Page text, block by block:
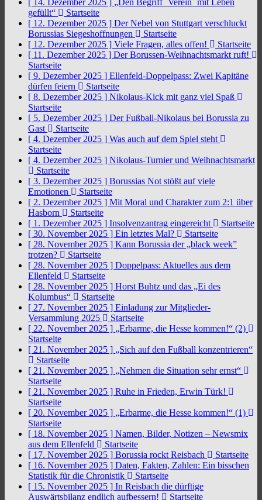
[ 14. Dezember 2025 ] „Den Begriff `Verein´ mit Leben
gefüllt“
Startseite
[ 12. Dezember 2025 ] Der Nebel von Stuttgart verschluckt
Borussias Siegeshoffnungen
Startseite
[ 12. Dezember 2025 ] Viele Fragen, alles offen!
Startseite
[ 11. Dezember 2025 ] Der Borussen-Weihnachtsmarkt ruft!
Startseite
[ 9. Dezember 2025 ] Ellenfeld-Doppelpass: Zwei Kapitäne
dürfen feiern
Startseite
[ 8. Dezember 2025 ] Nikolaus-Kick mit ganz viel Spaß
Startseite
[ 5. Dezember 2025 ] Der Fußball-Nikolaus bei Borussia zu
Gast
Startseite
[ 4. Dezember 2025 ] Was auch auf dem Spiel steht
Startseite
[ 4. Dezember 2025 ] Nikolaus-Turnier und Weihnachtsmarkt
Startseite
[ 3. Dezember 2025 ] Borussias Not stößt auf viele
Emotionen
Startseite
[ 2. Dezember 2025 ] Mit Moral und Charakter zum 2:1 über
Hasborn
Startseite
[ 1. Dezember 2025 ] Insolvenzantrag eingereicht
Startseite
[ 30. November 2025 ] Ein letztes Mal?
Startseite
[ 28. November 2025 ] Kann Borussia der „black week”
trotzen?
Startseite
[ 28. November 2025 ] Doppelpass: Aktuelles aus dem
Ellenfeld
Startseite
[ 28. November 2025 ] Horst Buhtz und das „Ei des
Kolumbus“
Startseite
[ 27. November 2025 ] Einladung zur Mitglieder-
Versammlung 2025
Startseite
[ 22. November 2025 ] „Erbarme, die Hesse kommen!“ (2)
Startseite
[ 21. November 2025 ] „Sich auf den Fußball konzentrieren“
Startseite
[ 21. November 2025 ] „Nehmen die Situation sehr ernst“
Startseite
[ 21. November 2025 ] Ruhe in Frieden, Erwin Türk!
Startseite
[ 20. November 2025 ] „Erbarme, die Hesse kommen!“ (1)
Startseite
[ 18. November 2025 ] Namen, Bilder, Notizen – Newsmix
aus dem Ellenfeld
Startseite
[ 17. November 2025 ] Borussia rockt Reisbach
Startseite
[ 16. November 2025 ] Daten, Fakten, Zahlen: Ein bisschen
Statistik für die Chronistik
Startseite
[ 15. November 2025 ] In Reisbach die dürftige
Auswärtsbilanz endlich aufbessern!
Startseite